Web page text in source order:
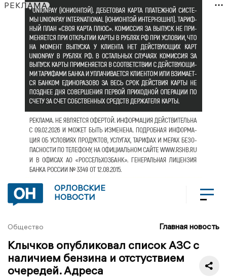
РЕКЛАМА
ОРЛОВСКИЕ
НОВОСТИ
Общество Главная новость
Клычков опубликовал список АЗС с
наличием бензина и отстуствием
очередей. Адреса